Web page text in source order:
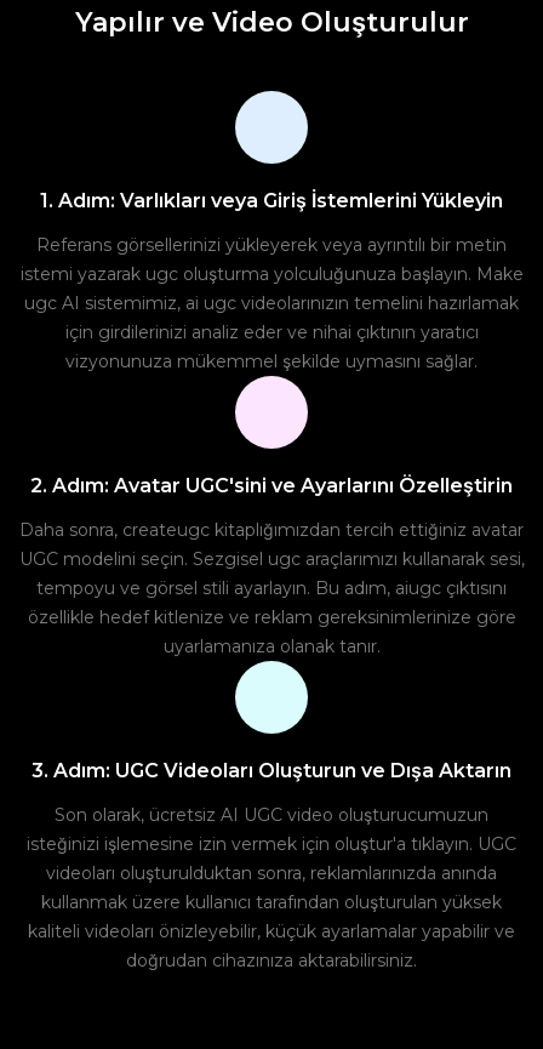
Yapılır ve Video Oluşturulur
1. Adım: Varlıkları veya Giriş İstemlerini Yükleyin
Referans görsellerinizi yükleyerek veya ayrıntılı bir metin
istemi yazarak ugc oluşturma yolculuğunuza başlayın. Make
ugc AI sistemimiz, ai ugc videolarınızın temelini hazırlamak
için girdilerinizi analiz eder ve nihai çıktının yaratıcı
vizyonunuza mükemmel şekilde uymasını sağlar.
2. Adım: Avatar UGC'sini ve Ayarlarını Özelleştirin
Daha sonra, createugc kitaplığımızdan tercih ettiğiniz avatar
UGC modelini seçin. Sezgisel ugc araçlarımızı kullanarak sesi,
tempoyu ve görsel stili ayarlayın. Bu adım, aiugc çıktısını
özellikle hedef kitlenize ve reklam gereksinimlerinize göre
uyarlamanıza olanak tanır.
3. Adım: UGC Videoları Oluşturun ve Dışa Aktarın
Son olarak, ücretsiz AI UGC video oluşturucumuzun
isteğinizi işlemesine izin vermek için oluştur'a tıklayın. UGC
videoları oluşturulduktan sonra, reklamlarınızda anında
kullanmak üzere kullanıcı tarafından oluşturulan yüksek
kaliteli videoları önizleyebilir, küçük ayarlamalar yapabilir ve
doğrudan cihazınıza aktarabilirsiniz.